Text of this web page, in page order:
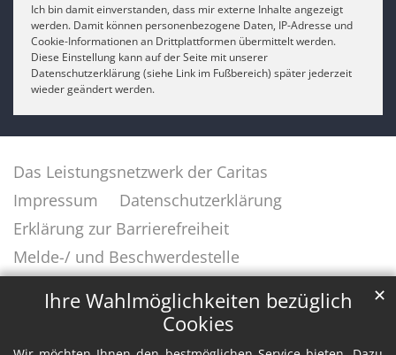
Ihre Wahlmöglichkeiten bezüglich
Cookies
✕
Ich bin damit einverstanden, dass mir externe Inhalte angezeigt
werden. Damit können personenbezogene Daten, IP-Adresse und
Cookie-Informationen an Drittplattformen übermittelt werden.
Diese Einstellung kann auf der Seite mit unserer
Datenschutzerklärung (siehe Link im Fußbereich) später jederzeit
wieder geändert werden.
Das Leistungsnetzwerk der Caritas
Impressum
Datenschutzerklärung
Erklärung zur Barrierefreiheit
Melde-/ und Beschwerdestelle